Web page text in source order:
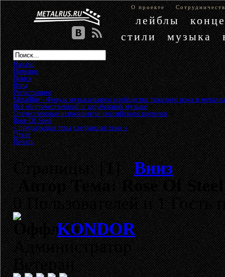
О проекте
лейблы
стили
музыка
Начало
Помощь
Поиск
Вход
Регистрация
MetalRus - Форум музыкального сообщества тяжелого рока и металла
Всё об отечественной и зарубежной музыке»
Отечественные исполнители российского времени»
Rose Of Steel
« предыдущая тема следующая тема »
Ответ
Печать
Страницы: [1]Вниз
АвторТема: Rose Of
0 Пользователей и 1 Гость
KONDOR
Администратор
Ветеран